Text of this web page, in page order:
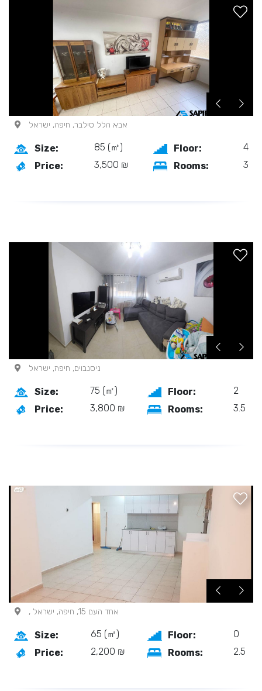
אבא הלל סילבר, חיפה, ישראל
Size: 85 (㎡) Floor:
4
Price:
3,500 ₪ Rooms: 3
ניסנבוים, חיפה, ישראל
Size: 75 (㎡) Floor:
2
Price:
3,800 ₪ Rooms: 3.5
, אחד העם 15, חיפה, ישראל
Size: 65 (㎡) Floor:
0
Price:
2,200 ₪ Rooms: 2.5